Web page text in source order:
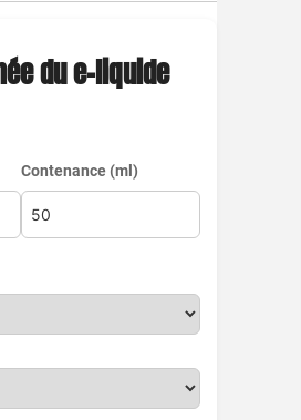
du e-liquide
Contenance (ml)